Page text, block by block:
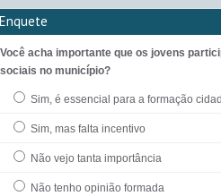
Enquete
Você acha importante que os jovens
sociais no município?
Sim, é essencial para a formação
Sim, mas falta incentivo
Não vejo tanta importância
Não tenho opinião formada